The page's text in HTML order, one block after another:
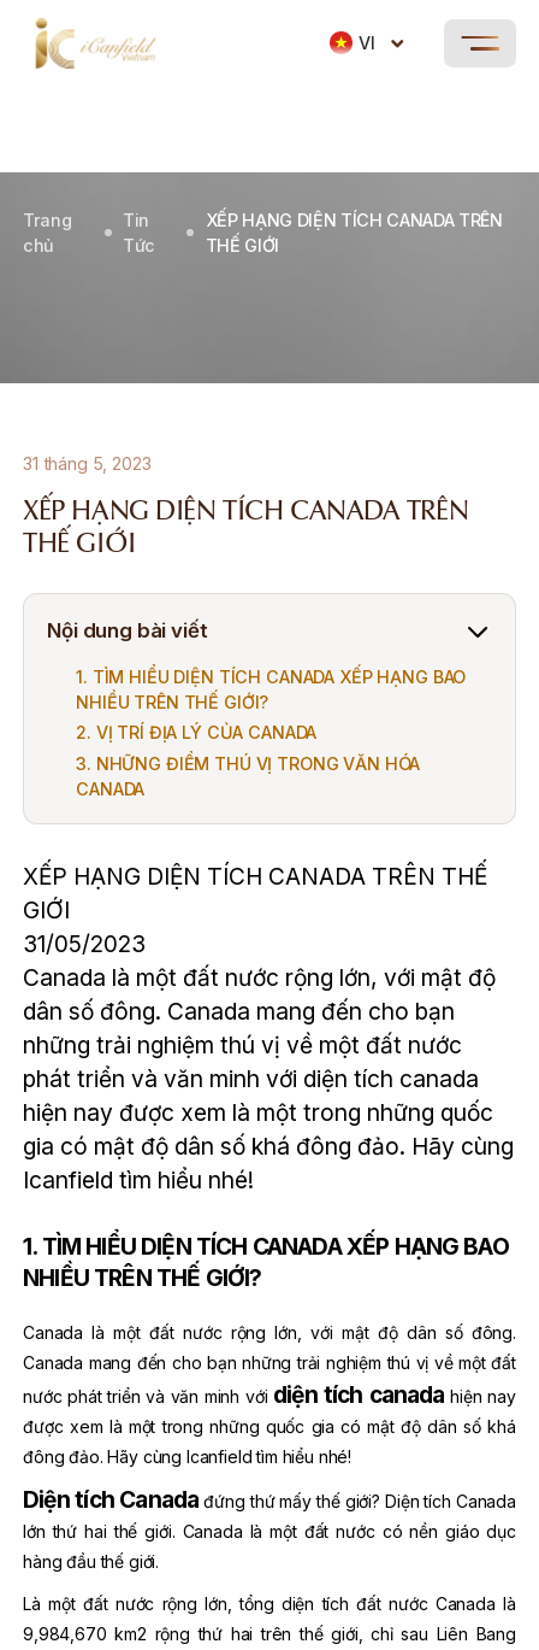
VI
Trang
chủ
Tin
Tức
XẾP HẠNG DIỆN TÍCH CANADA TRÊN
THẾ GIỚI
31 tháng 5, 2023
XẾP HẠNG DIỆN TÍCH CANADA TRÊN
THẾ GIỚI
Nội dung bài viết
1. TÌM HIỂU DIỆN TÍCH CANADA XẾP HẠNG BAO
NHIỀU TRÊN THẾ GIỚI?
2. VỊ TRÍ ĐỊA LÝ CỦA CANADA
3. NHỮNG ĐIỂM THÚ VỊ TRONG VĂN HÓA
CANADA
XẾP HẠNG DIỆN TÍCH CANADA TRÊN THẾ
GIỚI
31/05/2023
Canada là một đất nước rộng lớn, với mật độ
dân số đông. Canada mang đến cho bạn
những trải nghiệm thú vị về một đất nước
phát triển và văn minh với diện tích canada
hiện nay được xem là một trong những quốc
gia có mật độ dân số khá đông đảo. Hãy cùng
Icanfield tìm hiểu nhé!
1. TÌM HIỂU DIỆN TÍCH CANADA XẾP HẠNG BAO
NHIỀU TRÊN THẾ GIỚI?
Canada là một đất nước rộng lớn, với mật độ dân số đông.
Canada mang đến cho bạn những trải nghiệm thú vị về một đất
nước phát triển và văn minh với diện tích canada hiện nay
được xem là một trong những quốc gia có mật độ dân số khá
đông đảo. Hãy cùng Icanfield tìm hiểu nhé!
Diện tích Canada đứng thứ mấy thế giới? Diện tích Canada
lớn thứ hai thế giới. Canada là một đất nước có nền giáo dục
hàng đầu thế giới.
Là một đất nước rộng lớn, tổng diện tích đất nước Canada là
9,984,670 km2 rộng thứ hai trên thế giới, chỉ sau Liên Bang